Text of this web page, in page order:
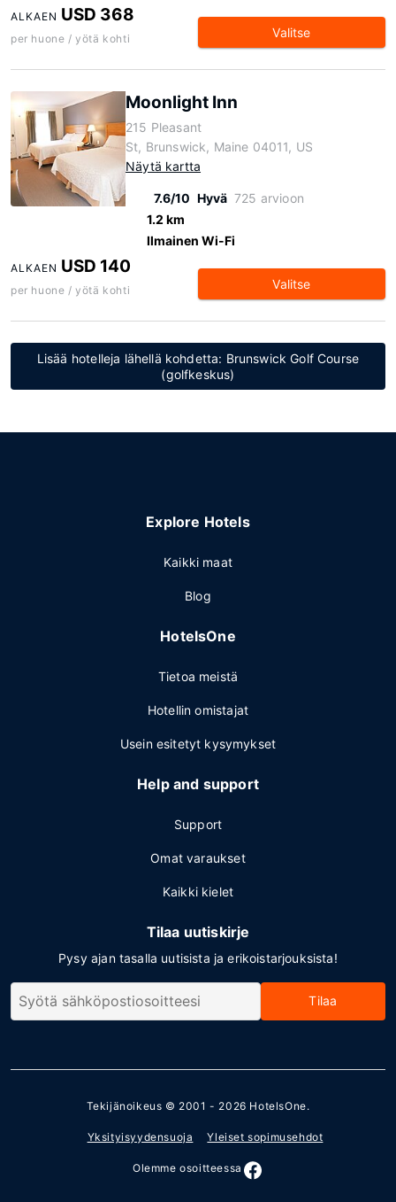
ALKAEN USD 368
per huone / yötä kohti Valitse
Moonlight Inn
215 Pleasant
St, Brunswick, Maine 04011, US
Näytä kartta
7.6/10 Hyvä 725 arvioon
1.2 km
Ilmainen Wi-Fi
ALKAEN USD 140
per huone / yötä kohti Valitse
Lisää hotelleja lähellä kohdetta: Brunswick Golf Course
(golfkeskus)
Explore Hotels
Kaikki maat
Blog
HotelsOne
Tietoa meistä
Hotellin omistajat
Usein esitetyt kysymykset
Help and support
Support
Omat varaukset
Kaikki kielet
Tilaa uutiskirje
Pysy ajan tasalla uutisista ja erikoistarjouksista!
Tilaa
Tekijänoikeus © 2001 - 2026 HotelsOne.
Yksityisyydensuoja Yleiset sopimusehdot
Olemme osoitteessa